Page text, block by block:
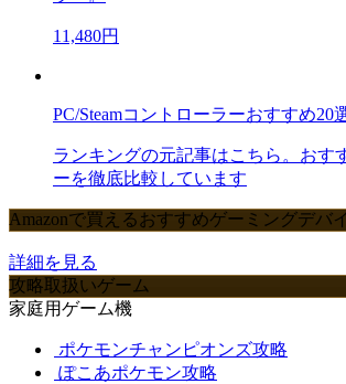
11,480円
PC/Steamコントローラーおすすめ20
ランキングの元記事はこちら。おす
ーを徹底比較しています
Amazonで買えるおすすめゲーミングデバ
詳細を見る
攻略取扱いゲーム
家庭用ゲーム機
ポケモンチャンピオンズ攻略
ぽこあポケモン攻略